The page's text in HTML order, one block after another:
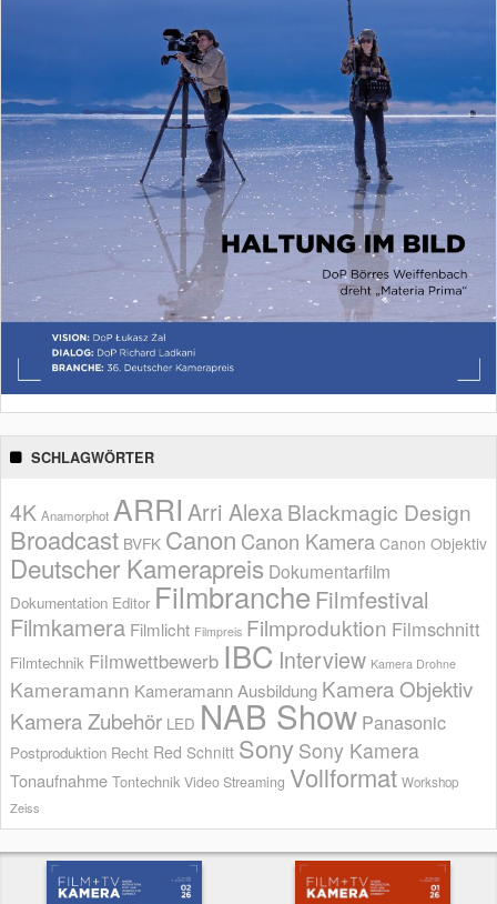
SCHLAGWÖRTER
4K Anamorphot ARRI Arri AlexaBlackmagic Design
Broadcast BVFK Canon Canon Kamera Canon Objektiv
Deutscher Kamerapreis Dokumentarfilm
Dokumentation Editor Filmbranche Filmfestival
Filmkamera Filmlicht Filmpreis Filmproduktion Filmschnitt
Filmtechnik Filmwettbewerb IBC Interview Kamera Drohne
Kameramann Kameramann Ausbildung Kamera Objektiv
Kamera Zubehör LED NAB Show Panasonic
Postproduktion Recht Red Schnitt Sony Sony Kamera
Tonaufnahme Tontechnik Video Streaming Vollformat Workshop
Zeiss